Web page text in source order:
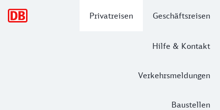
Privatreisen Geschäftsreisen
Hilfe & Kontakt
Verkehrsmeldungen
Baustellen